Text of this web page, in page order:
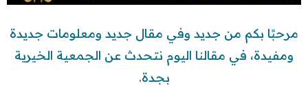
مرحبًا بكم من جديد وفي مقال جديد ومعلومات جديدة
ومفيدة، في مقالنا اليوم نتحدث عن الجمعية الخيرية
بجدة.